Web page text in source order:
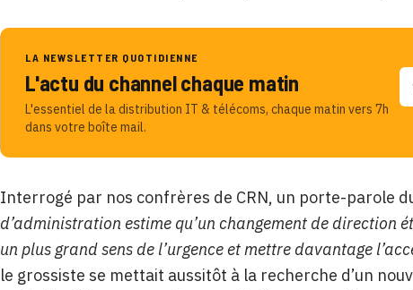
LA NEWSLETTER QUOTIDIENNE
L'actu du channel chaque matin
L'essentiel de la distribution IT & télécoms, chaque matin vers 7h
dans votre boîte mail.
Interrogé par nos confrères de CRN, un porte-parole
d’administration estime qu’un changement de direction
un plus grand sens de l’urgence et mettre davantage
le grossiste se mettait aussitôt à la recherche d’un